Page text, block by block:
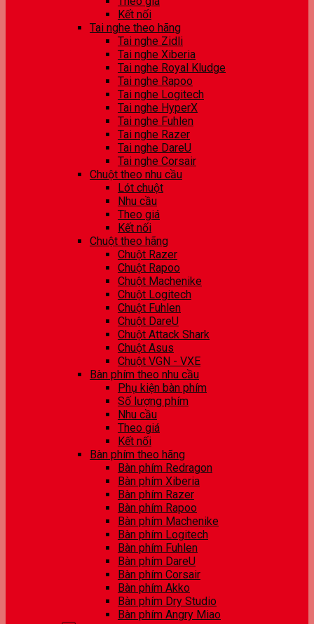
Kết nối
Tai nghe theo hãng
Tai nghe Zidli
Tai nghe Xiberia
Tai nghe Royal Kludge
Tai nghe Rapoo
Tai nghe Logitech
Tai nghe HyperX
Tai nghe Fuhlen
Tai nghe Razer
Tai nghe DareU
Tai nghe Corsair
Chuột theo nhu cầu
Lót chuột
Nhu cầu
Theo giá
Kết nối
Chuột theo hãng
Chuột Razer
Chuột Rapoo
Chuột Machenike
Chuột Logitech
Chuột Fuhlen
Chuột DareU
Chuột Attack Shark
Chuột Asus
Chuột VGN - VXE
Bàn phím theo nhu cầu
Phụ kiện bàn phím
Số lượng phím
Nhu cầu
Theo giá
Kết nối
Bàn phím theo hãng
Bàn phím Redragon
Bàn phím Xiberia
Bàn phím Razer
Bàn phím Rapoo
Bàn phím Machenike
Bàn phím Logitech
Bàn phím Fuhlen
Bàn phím DareU
Bàn phím Corsair
Bàn phím Akko
Bàn phím Dry Studio
Bàn phím Angry Miao